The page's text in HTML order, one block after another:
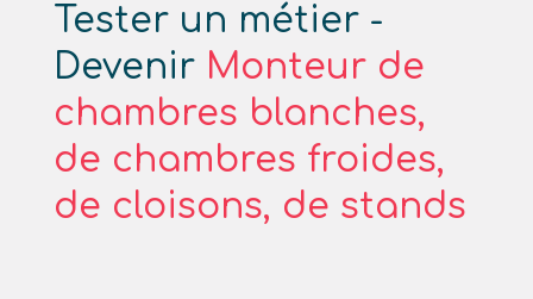
Tester un métier -
Devenir Monteur de
chambres blanches,
de chambres froides,
de cloisons, de stands